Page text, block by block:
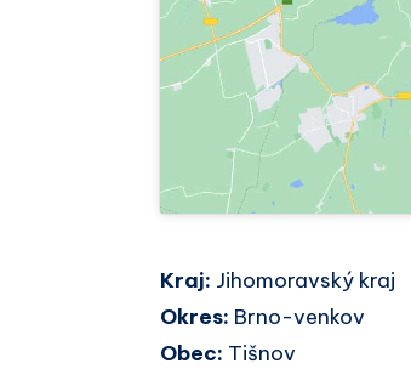
Kraj: Jihomoravský kraj
Okres: Brno-venkov
Obec: Tišnov